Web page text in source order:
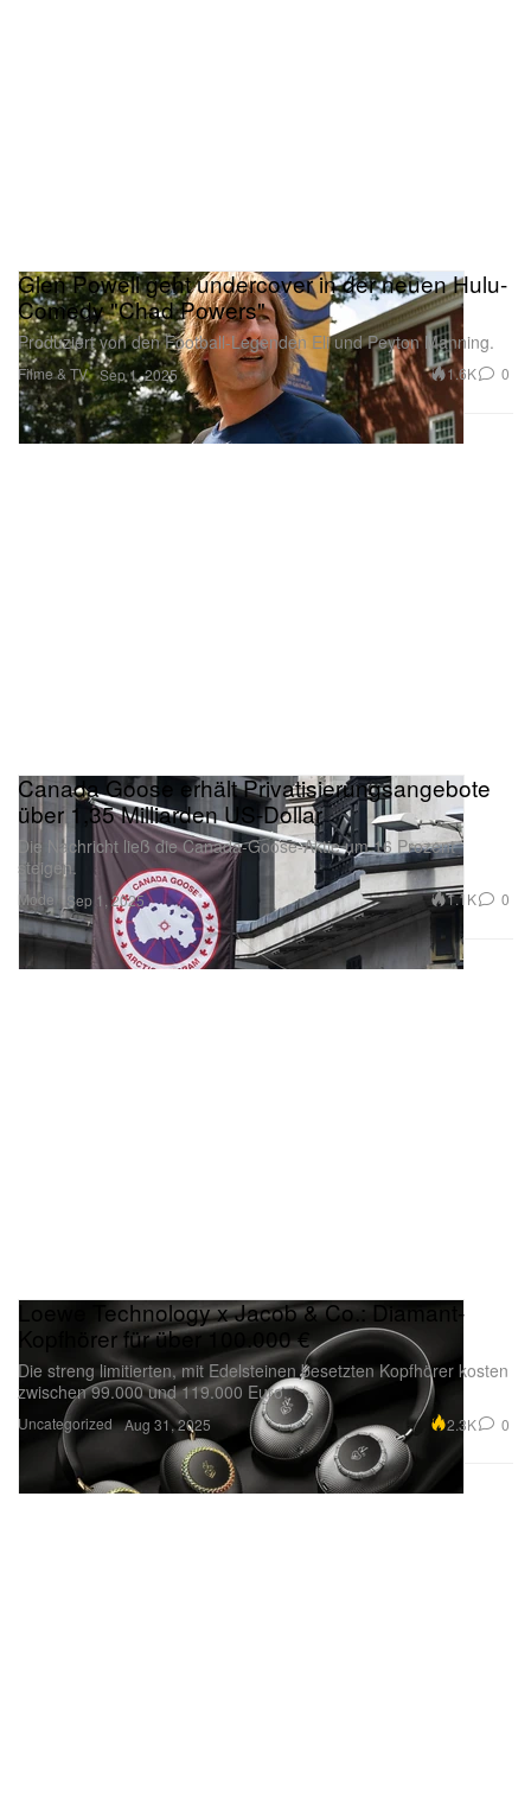
Filme & TV
Glen Powell geht undercover in der neuen Hulu-
Comedy "Chad Powers"
Produziert von den Football-Legenden Eli und Peyton Manning.
Sep 1, 2025 1.6K 0
Mode
Canada Goose erhält Privatisierungsangebote
über 1,35 Milliarden US-Dollar
Die Nachricht ließ die Canada-Goose-Aktie um 16 Prozent
steigen.
Sep 1, 2025 1.1K 0
Uncategorized
Loewe Technology x Jacob & Co.: Diamant-
Kopfhörer für über 100.000 €
Die streng limitierten, mit Edelsteinen besetzten Kopfhörer kosten
zwischen 99.000 und 119.000 Euro.
Aug 31, 2025 2.3K 0